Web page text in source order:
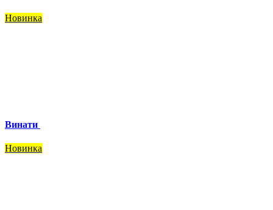
Новинка
Винати
Новинка